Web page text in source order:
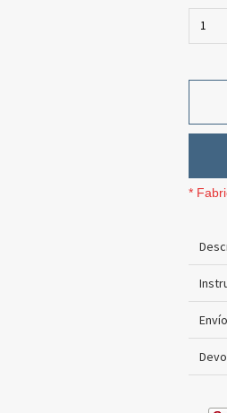
1
*
Envío